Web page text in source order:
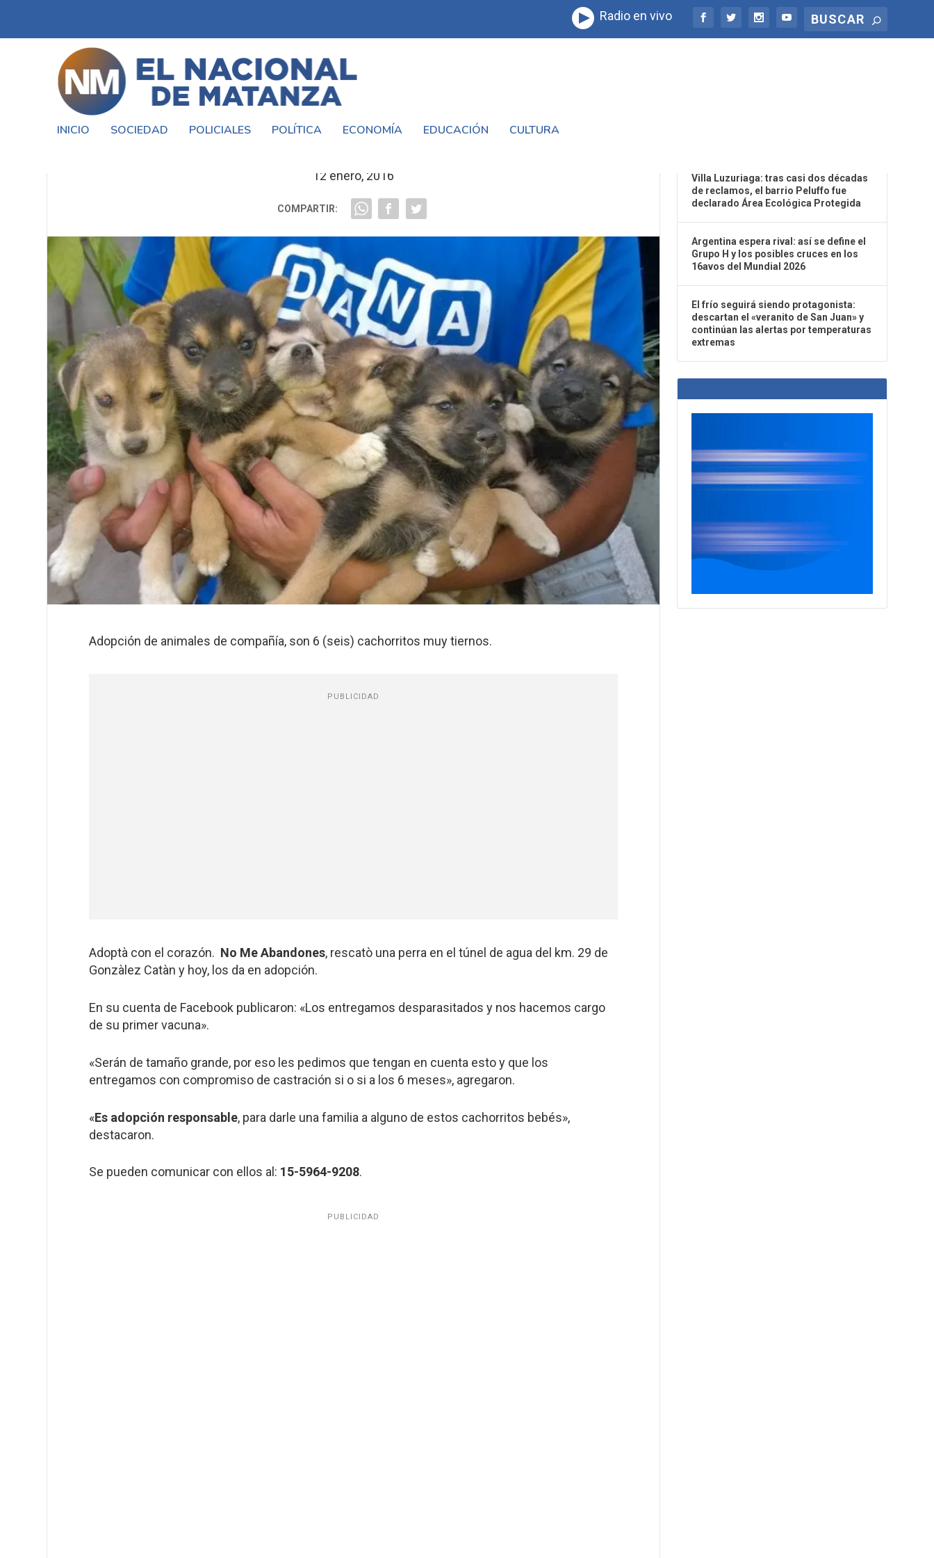
Radio en vivo
INICIO SOCIEDAD POLICIALES POLÍTICA ECONOMÍA EDUCACIÓN CULTURA
12 enero, 2016
COMPARTIR:
Adopción de animales de compañía, son 6 (seis) cachorritos muy tiernos.
PUBLICIDAD
Adoptà con el corazón. No Me Abandones, rescatò una perra en el túnel de agua del km. 29 de
Gonzàlez Catàn y hoy, los da en adopción.
En su cuenta de Facebook publicaron: «Los entregamos desparasitados y nos hacemos cargo
de su primer vacuna».
«Serán de tamaño grande, por eso les pedimos que tengan en cuenta esto y que los
entregamos con compromiso de castración si o si a los 6 meses», agregaron.
«Es adopción responsable, para darle una familia a alguno de estos cachorritos bebés»,
destacaron.
Se pueden comunicar con ellos al: 15-5964-9208.
PUBLICIDAD
Villa Luzuriaga: tras casi dos décadas
de reclamos, el barrio Peluffo fue
declarado Área Ecológica Protegida
Argentina espera rival: así se define el
Grupo H y los posibles cruces en los
16avos del Mundial 2026
El frío seguirá siendo protagonista:
descartan el «veranito de San Juan» y
continúan las alertas por temperaturas
extremas